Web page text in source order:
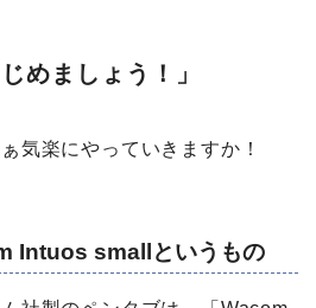
めましょう！」
気楽にやっていきますか！
Intuos smallというもの